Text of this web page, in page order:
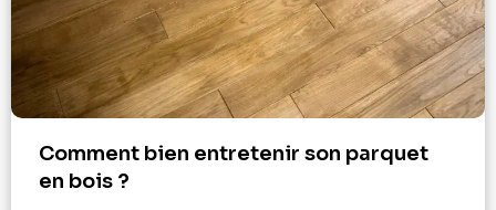
Comment bien entretenir son parquet
en bois ?